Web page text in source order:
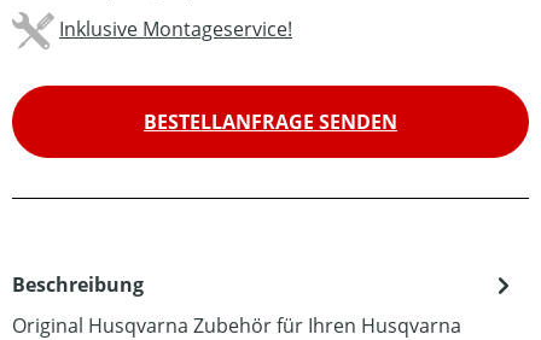
Inklusive Montageservice!
BESTELLANFRAGE SENDEN
Beschreibung
Original Husqvarna Zubehör für Ihren Husqvarna